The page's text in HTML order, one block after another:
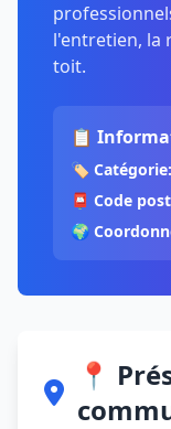
l'entretien, la
toit.
📋
🏷️ Catégorie:
📮 Code
🌍
📍